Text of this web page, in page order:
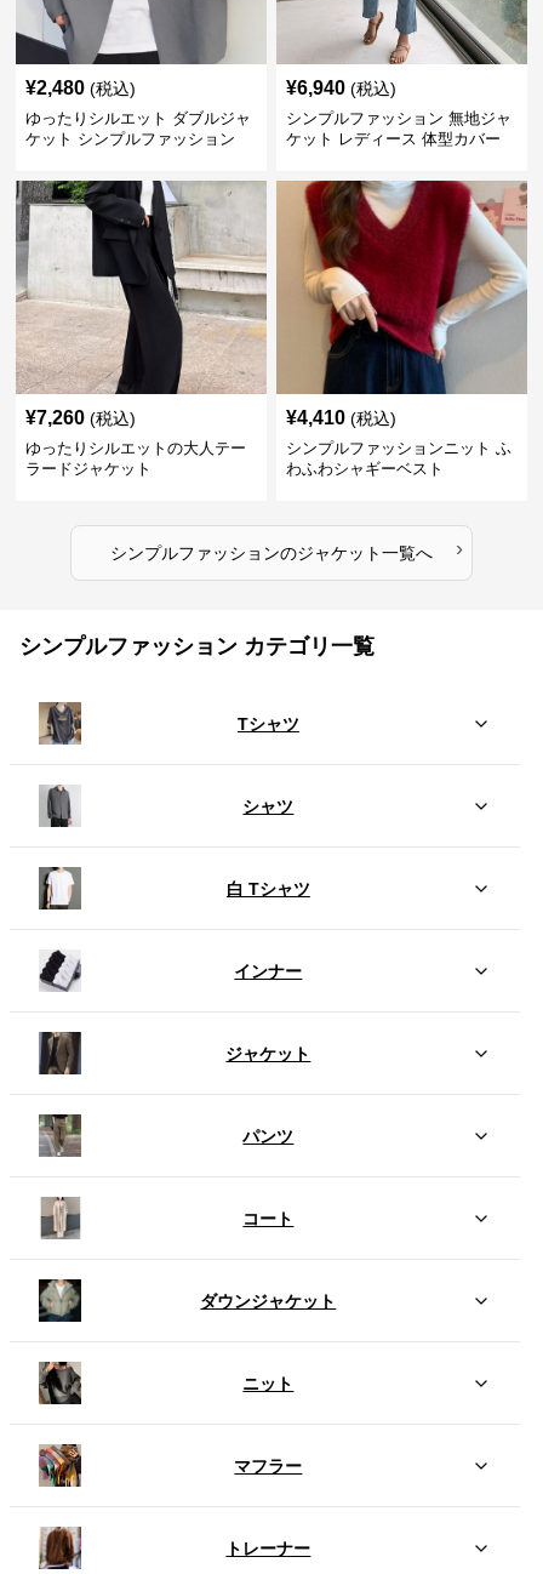
¥2,480 (税込)
ゆったりシルエット ダブルジャ
ケット シンプルファッション
¥6,940 (税込)
シンプルファッション 無地ジャ
ケット レディース 体型カバー
¥7,260 (税込)
ゆったりシルエットの大人テー
ラードジャケット
¥4,410 (税込)
シンプルファッションニット ふ
わふわシャギーベスト
シンプルファッションのジャケット一覧へ ›
シンプルファッション カテゴリ一覧
Tシャツ
シャツ
白 Tシャツ
インナー
ジャケット
パンツ
コート
ダウンジャケット
ニット
マフラー
トレーナー